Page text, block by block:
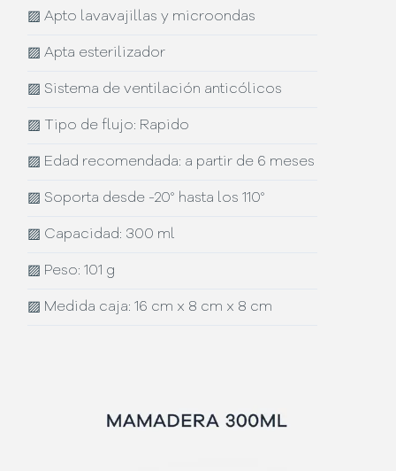
▨Apto lavavajillas y microondas
▨Apta esterilizador
▨ Sistema de ventilación anticólicos
▨ Tipo de flujo: Rapido
▨ Edad recomendada: a partir de 6 meses
▨ Soporta desde -20° hasta los 110°
▨ Capacidad: 300 ml
▨ Peso: 101 g
▨ Medida caja: 16 cm x 8 cm x 8 cm